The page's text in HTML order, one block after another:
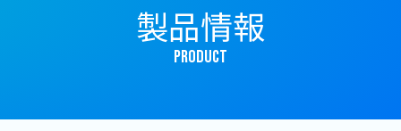
製品情報
PRODUCT